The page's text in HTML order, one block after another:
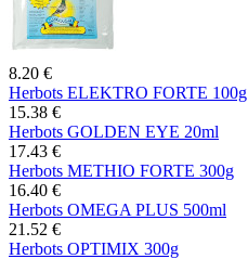
8.20 €
Herbots ELEKTRO FORTE 100g
15.38 €
Herbots GOLDEN EYE 20ml
17.43 €
Herbots METHIO FORTE 300g
16.40 €
Herbots OMEGA PLUS 500ml
21.52 €
Herbots OPTIMIX 300g